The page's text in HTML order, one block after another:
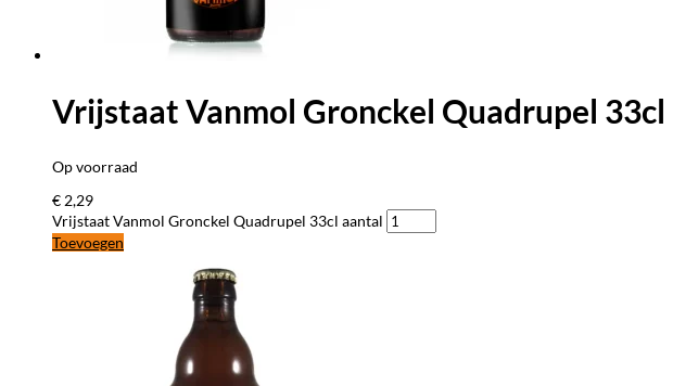
Vrijstaat Vanmol Gronckel Quadrupel 33cl
Op voorraad
€ 2,29
Vrijstaat Vanmol Gronckel Quadrupel 33cl aantal
Toevoegen